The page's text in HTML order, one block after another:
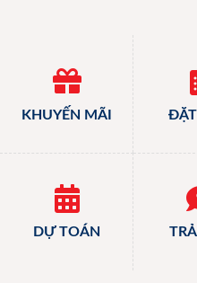
KHUYẾN MÃI ĐẶT
DỰ TOÁN